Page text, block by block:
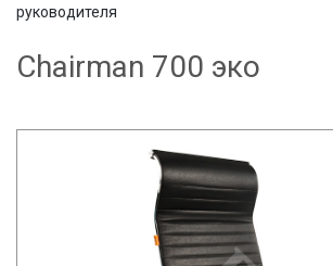
руководителя
Chairman 700 эко